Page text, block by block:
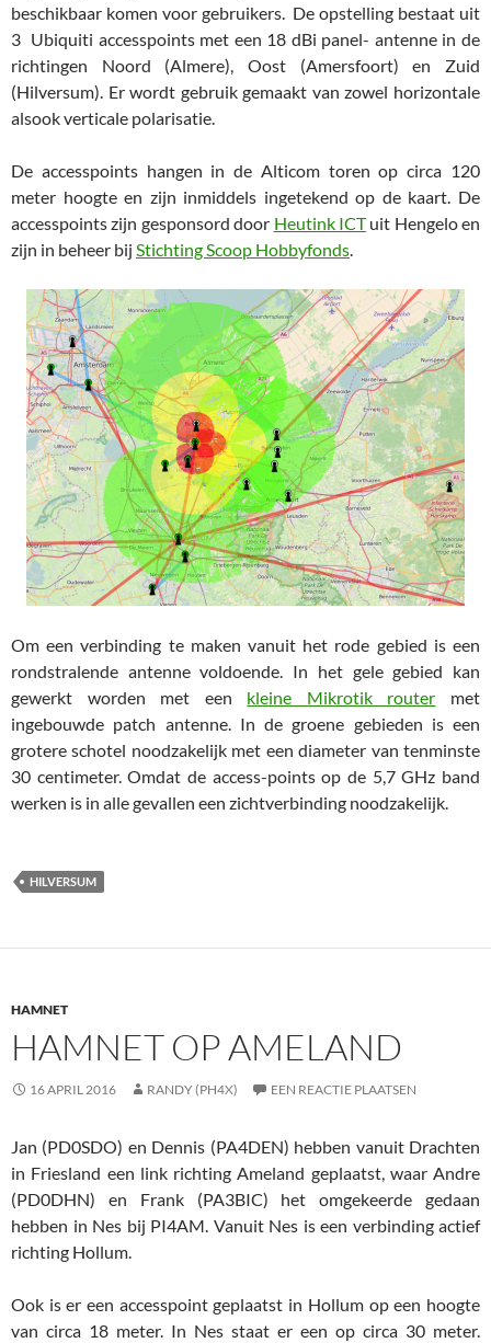
beschikbaar komen voor gebruikers. De opstelling bestaat uit
3 Ubiquiti accesspoints met een 18 dBi panel- antenne in de
richtingen Noord (Almere), Oost (Amersfoort) en Zuid
(Hilversum). Er wordt gebruik gemaakt van zowel horizontale
alsook verticale polarisatie.
De accesspoints hangen in de Alticom toren op circa 120
meter hoogte en zijn inmiddels ingetekend op de kaart. De
accesspoints zijn gesponsord door Heutink ICTuit Hengelo en
zijn in beheer bij Stichting Scoop Hobbyfonds
Om een verbinding te maken vanuit het rode gebied is een
rondstralende antenne voldoende. In het gele gebied kan
gewerkt worden met een kleine Mikrotik router met
ingebouwde patch antenne. In de groene gebieden is een
grotere schotel noodzakelijk met een diameter van tenminste
30 centimeter. Omdat de access-points op de 5,7 GHz band
werken is in alle gevallen een zichtverbinding noodzakelijk.
HILVERSUM
HAMNET
HAMNET OP AMELAND
16 APRIL 2016 RANDY (PH4X) EEN REACTIE PLAATSEN
Jan (PD0SDO) en Dennis (PA4DEN) hebben vanuit Drachten
in Friesland een link richting Ameland geplaatst, waar Andre
(PD0DHN) en Frank (PA3BIC) het omgekeerde gedaan
hebben in Nes bij PI4AM. Vanuit Nes is een verbinding actief
richting Hollum.
Ook is er een accesspoint geplaatst in Hollum op een hoogte
van circa 18 meter. In Nes staat er een op circa 30 meter.